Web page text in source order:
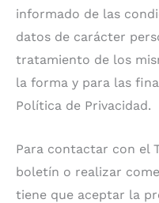
informado de las
datos de carácter
tratamiento de los
la forma y para las
Política de Privacidad.
Para contactar con el
boletín o realizar
tiene que aceptar la